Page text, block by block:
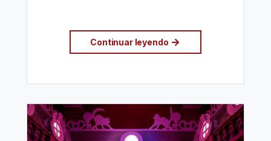
Continuar leyendo